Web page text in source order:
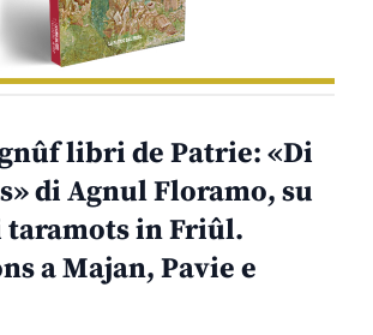
libri de Patrie: «Di
di Agnul Floramo, su
taramots in Friûl.
a Majan, Pavie e